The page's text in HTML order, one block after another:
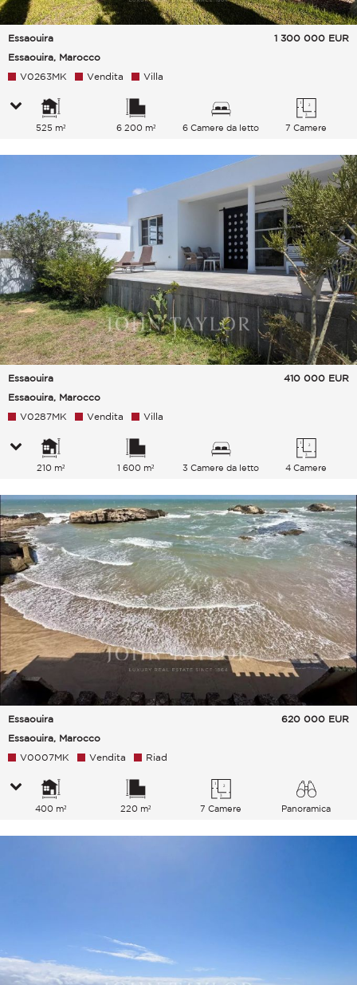
Essaouira
Essaouira, Marocco
1 300 000 EUR
V0263MK Vendita Villa
525 m² 6 200 m² 6 Camere da letto 7 Camere
Essaouira
Essaouira, Marocco
410 000 EUR
V0287MK Vendita Villa
210 m² 1 600 m² 3 Camere da letto 4 Camere
Essaouira
Essaouira, Marocco
620 000 EUR
V0007MK Vendita Riad
400 m² 220 m² 7 Camere Panoramica